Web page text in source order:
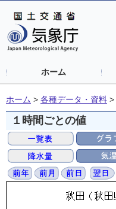
ホーム
ホーム > 各種データ・資料 >
１時間ごとの値